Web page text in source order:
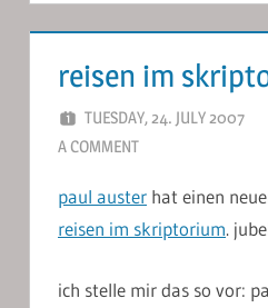
reisen im
TUESDAY, 24. JULY 2007
A COMMENT
paul auster hat einen
reisen im skriptorium.
ich stelle mir das so vor: